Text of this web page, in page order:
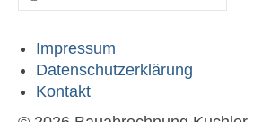
nach:
Impressum
Datenschutzerklärung
Kontakt